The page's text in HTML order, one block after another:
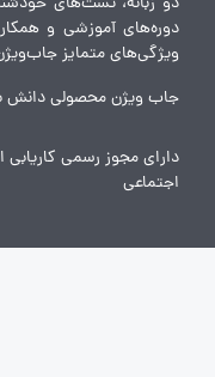
دوره‌های آموزشی و
ویژگی‌های متمایز
جاب ویژن محصولی دانش
دارای مجوز رسمی کاریابی
اجتماعی